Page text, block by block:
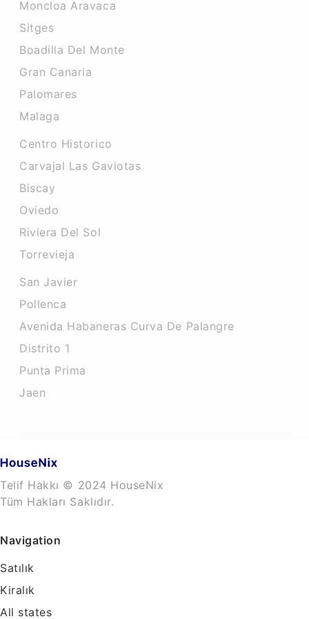
Moncloa Aravaca
Sitges
Boadilla Del Monte
Gran Canaria
Palomares
Malaga
Centro Historico
Carvajal Las Gaviotas
Biscay
Oviedo
Riviera Del Sol
Torrevieja
San Javier
Pollenca
Avenida Habaneras Curva De Palangre
Distrito 1
Punta Prima
Jaen
Telif Hakkı © 2024 HouseNix
Tüm Hakları Saklıdır.
Navigation
Satılık
Kiralık
All states